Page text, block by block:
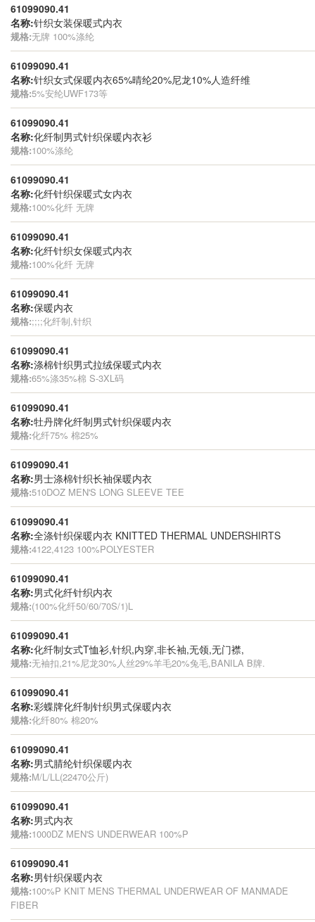
61099090.41
名称:针织女装保暖式内衣
规格:无牌 100%涤纶
61099090.41
名称:针织女式保暖内衣65%晴纶20%尼龙10%人造纤维
规格:5%安纶UWF173等
61099090.41
名称:化纤制男式针织保暖内衣衫
规格:100%涤纶
61099090.41
名称:化纤针织保暖式女内衣
规格:100%化纤 无牌
61099090.41
名称:化纤针织女保暖式内衣
规格:100%化纤 无牌
61099090.41
名称:保暖内衣
规格:;;;;化纤制,针织
61099090.41
名称:涤棉针织男式拉绒保暖式内衣
规格:65%涤35%棉 S-3XL码
61099090.41
名称:牡丹牌化纤制男式针织保暖内衣
规格:化纤75% 棉25%
61099090.41
名称:男士涤棉针织长袖保暖内衣
规格:510DOZ MEN'S LONG SLEEVE TEE
61099090.41
名称:全涤针织保暖内衣 KNITTED THERMAL UNDERSHIRTS
规格:4122,4123 100%POLYESTER
61099090.41
名称:男式化纤针织内衣
规格:(100%化纤50/60/70S/1)L
61099090.41
名称:化纤制女式T恤衫,针织,内穿,非长袖,无领,无门襟,
规格:无袖扣,21%尼龙30%人丝29%羊毛20%兔毛,BANILA B牌.
61099090.41
名称:彩蝶牌化纤制针织男式保暖内衣
规格:化纤80% 棉20%
61099090.41
名称:男式腈纶针织保暖内衣
规格:M/L/LL(22470公斤)
61099090.41
名称:男式内衣
规格:1000DZ MEN'S UNDERWEAR 100%P
61099090.41
名称:男针织保暖内衣
规格:100%P KNIT MENS THERMAL UNDERWEAR OF MANMADE
FIBER